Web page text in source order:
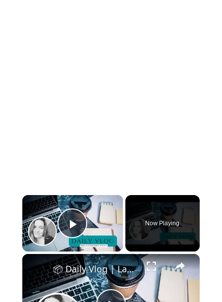
×
Play Video
Now Playing
×
📦 Daily Vlog | Langes Wochenende = Viel Arbeit 😅 + Neue Etepetetebox ist da! 🥕✨